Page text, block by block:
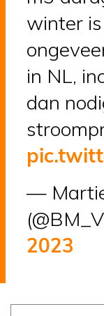
winter
in NL,
dan
—
2023